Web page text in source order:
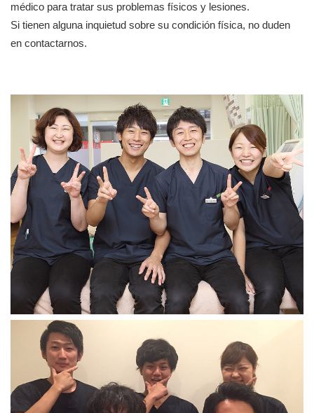
médico para tratar sus problemas físicos y lesiones.
Si tienen alguna inquietud sobre su condición física, no duden
en contactarnos.